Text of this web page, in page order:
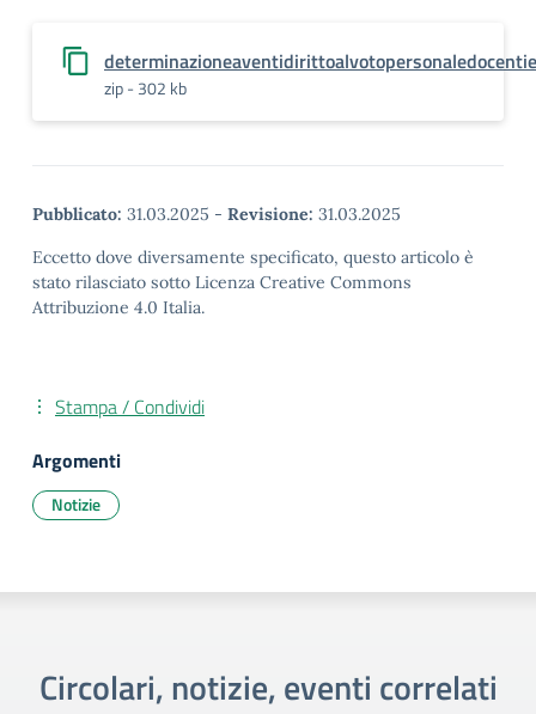
zip - 302 kb
Pubblicato: 31.03.2025 - Revisione: 31.03.2025
Eccetto dove diversamente specificato, questo articolo è
stato rilasciato sotto Licenza Creative Commons
Attribuzione 4.0 Italia.
Stampa / Condividi
Argomenti
Notizie
Circolari, notizie, eventi correlati